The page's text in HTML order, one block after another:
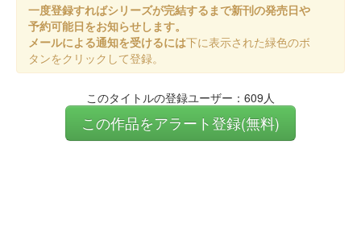
一度登録すればシリーズが完結するまで新刊の発売日や
予約可能日をお知らせします。
メールによる通知を受けるには下に表示された緑色のボ
タンをクリックして登録。
このタイトルの登録ユーザー：609人
この作品をアラート登録(無料)